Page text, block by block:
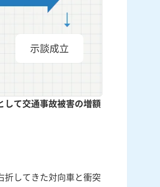
示談成立
して交通事故被害の増額
折してきた対向車と衝突